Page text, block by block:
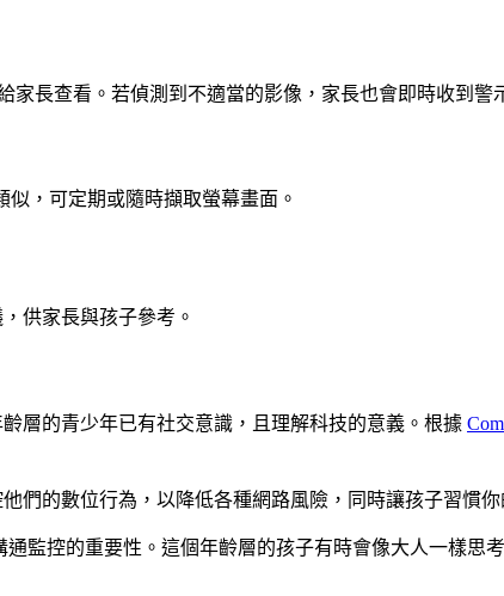
家長查看。若偵測到不適當的影像，家長也會即時收到警
似，可定期或隨時擷取螢幕畫面。
供家長與孩子參考。
層的青少年已有社交意識，且理解科技的意義。根據
們的數位行為，以降低各種網路風險，同時讓孩子習慣
監控的重要性。這個年齡層的孩子有時會像大人一樣思